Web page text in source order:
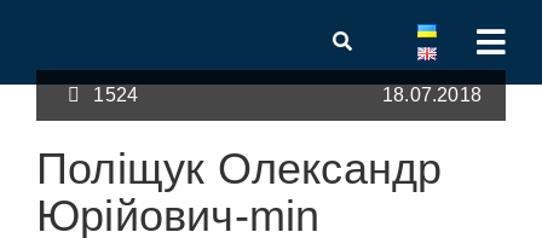
1524 18.07.2018
Поліщук Олександр
Юрійович-min